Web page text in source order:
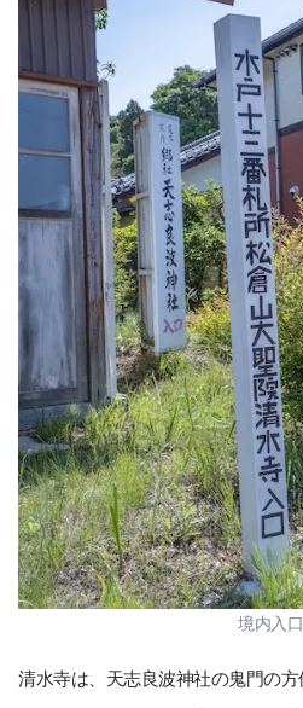
境内入口
清水寺は、天志良波神社の鬼門の